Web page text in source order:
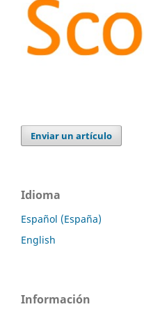
Enviar un artículo
Idioma
Español (España)
English
Información